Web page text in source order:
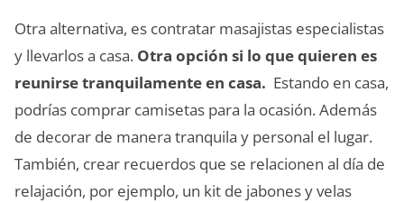
Otra alternativa, es contratar masajistas especialistas
y llevarlos a casa. Otra opción si lo que quieren es
reunirse tranquilamente en casa. Estando en casa,
podrías comprar camisetas para la ocasión. Además
de decorar de manera tranquila y personal el lugar.
También, crear recuerdos que se relacionen al día de
relajación, por ejemplo, un kit de jabones y velas